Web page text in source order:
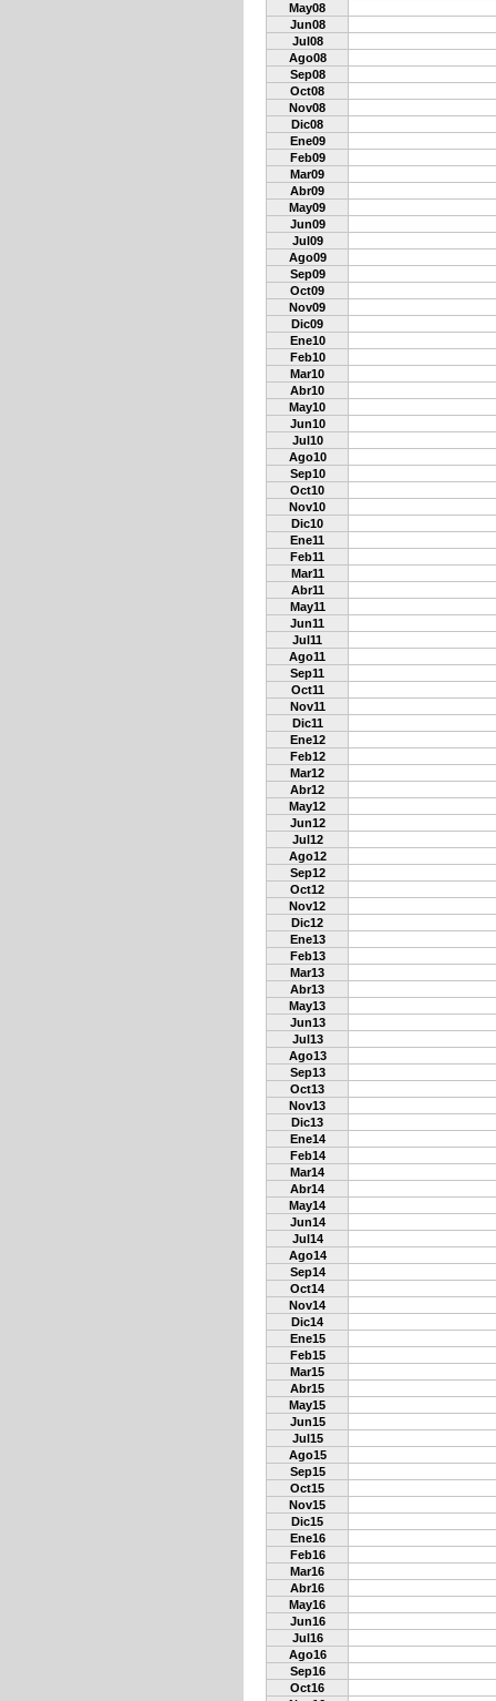
May08
Jun08
Jul08
Ago08
Sep08
Oct08
Nov08
Dic08
Ene09
Feb09
Mar09
Abr09
May09
Jun09
Jul09
Ago09
Sep09
Oct09
Nov09
Dic09
Ene10
Feb10
Mar10
Abr10
May10
Jun10
Jul10
Ago10
Sep10
Oct10
Nov10
Dic10
Ene11
Feb11
Mar11
Abr11
May11
Jun11
Jul11
Ago11
Sep11
Oct11
Nov11
Dic11
Ene12
Feb12
Mar12
Abr12
May12
Jun12
Jul12
Ago12
Sep12
Oct12
Nov12
Dic12
Ene13
Feb13
Mar13
Abr13
May13
Jun13
Jul13
Ago13
Sep13
Oct13
Nov13
Dic13
Ene14
Feb14
Mar14
Abr14
May14
Jun14
Jul14
Ago14
Sep14
Oct14
Nov14
Dic14
Ene15
Feb15
Mar15
Abr15
May15
Jun15
Jul15
Ago15
Sep15
Oct15
Nov15
Dic15
Ene16
Feb16
Mar16
Abr16
May16
Jun16
Jul16
Ago16
Sep16
Oct16